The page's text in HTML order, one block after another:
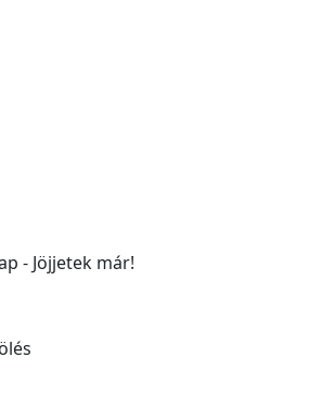
- Jöjjetek már!